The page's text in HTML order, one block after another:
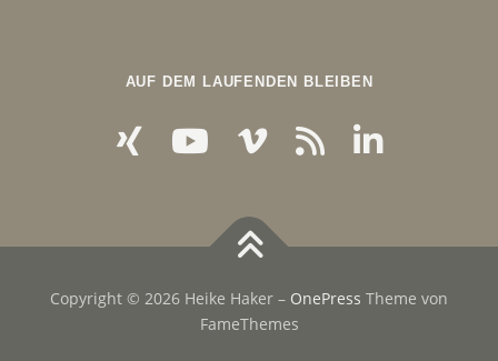
AUF DEM LAUFENDEN BLEIBEN
Copyright © 2026 Heike Haker – OnePress Theme von
FameThemes